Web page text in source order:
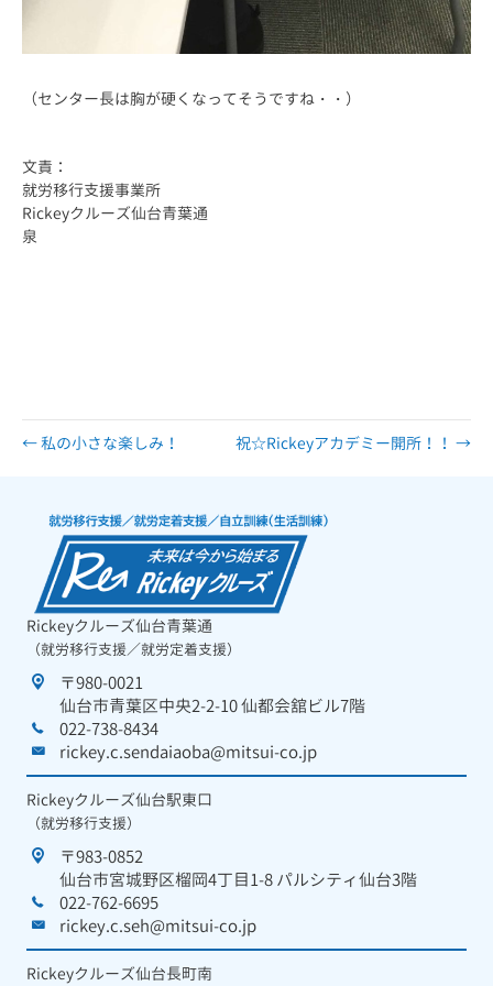
（センター長は胸が硬くなってそうですね・・）
文責：
就労移行支援事業所
Rickeyクルーズ仙台青葉通
泉
← 私の小さな楽しみ！ 祝☆Rickeyアカデミー開所！！ →
Rickeyクルーズ仙台青葉通
（就労移行支援／就労定着支援）
〒980-0021
仙台市青葉区中央2-2-10 仙都会舘ビル7階
022-738-8434
rickey.c.sendaiaoba@mitsui-co.jp
Rickeyクルーズ仙台駅東口
（就労移行支援）
〒983-0852
仙台市宮城野区榴岡4丁目1-8 パルシティ仙台3階
022-762-6695
rickey.c.seh@mitsui-co.jp
Rickeyクルーズ仙台長町南